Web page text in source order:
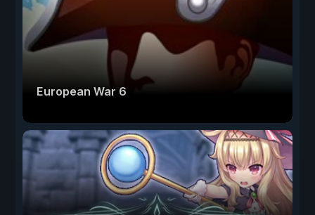
European War 6